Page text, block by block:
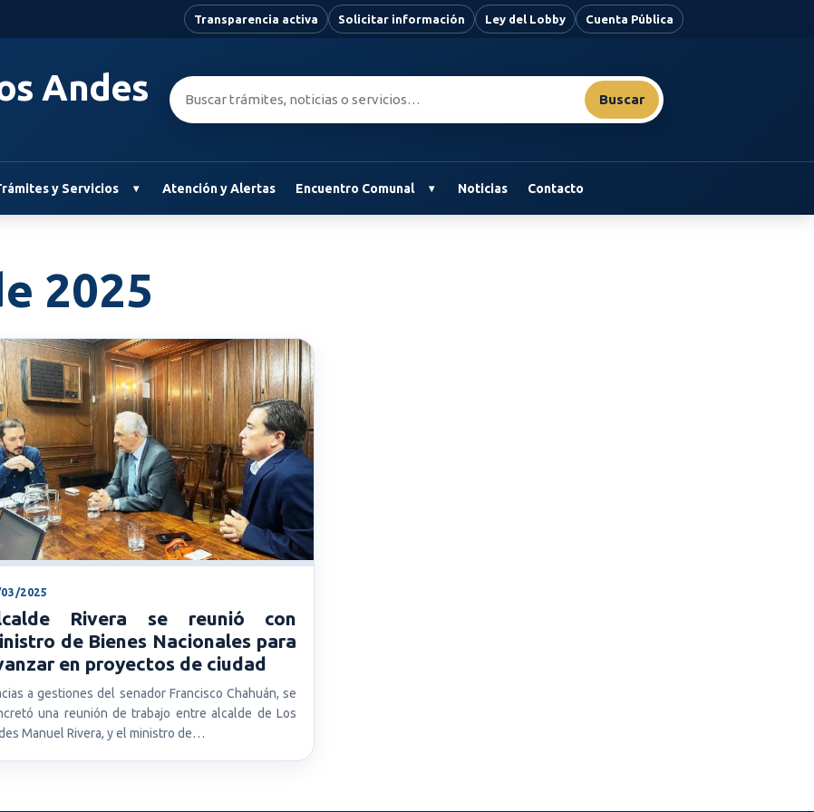
Transparencia activa Solicitar información Ley del Lobby Cuenta Pública
Andes Buscar:
Buscar
y Servicios Atención y Alertas Encuentro Comunal Noticias Contacto
2025
2025
Rivera se reunió con
de Bienes Nacionales para
en proyectos de ciudad
a gestiones del senador Francisco Chahuán, se
una reunión de trabajo entre alcalde de Los
Manuel Rivera, y el ministro de…